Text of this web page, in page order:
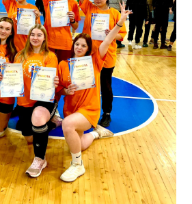
управления образовательной
и требования
обеспечение и
процесса.
поддержки обучающихся